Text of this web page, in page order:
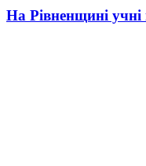
На Рівненщині учні